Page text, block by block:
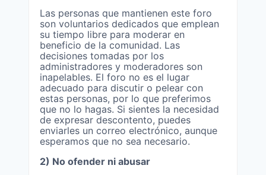
Las personas que mantienen este foro
son voluntarios dedicados que emplean
su tiempo libre para moderar en
beneficio de la comunidad. Las
decisiones tomadas por los
administradores y moderadores son
inapelables. El foro no es el lugar
adecuado para discutir o pelear con
estas personas, por lo que preferimos
que no lo hagas. Si sientes la necesidad
de expresar descontento, puedes
enviarles un correo electrónico, aunque
esperamos que no sea necesario.
2) No ofender ni abusar